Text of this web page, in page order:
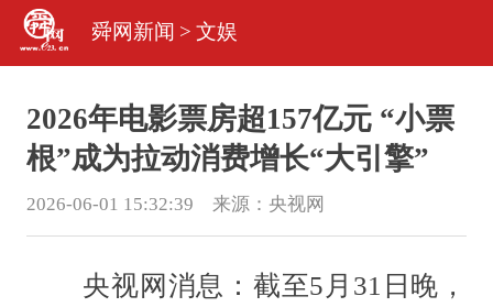
舜网新闻 > 文娱
2026年电影票房超157亿元 “小票
根”成为拉动消费增长“大引擎”
2026-06-01 15:32:39 来源： 央视网
央视网消息：截至5月31日晚，